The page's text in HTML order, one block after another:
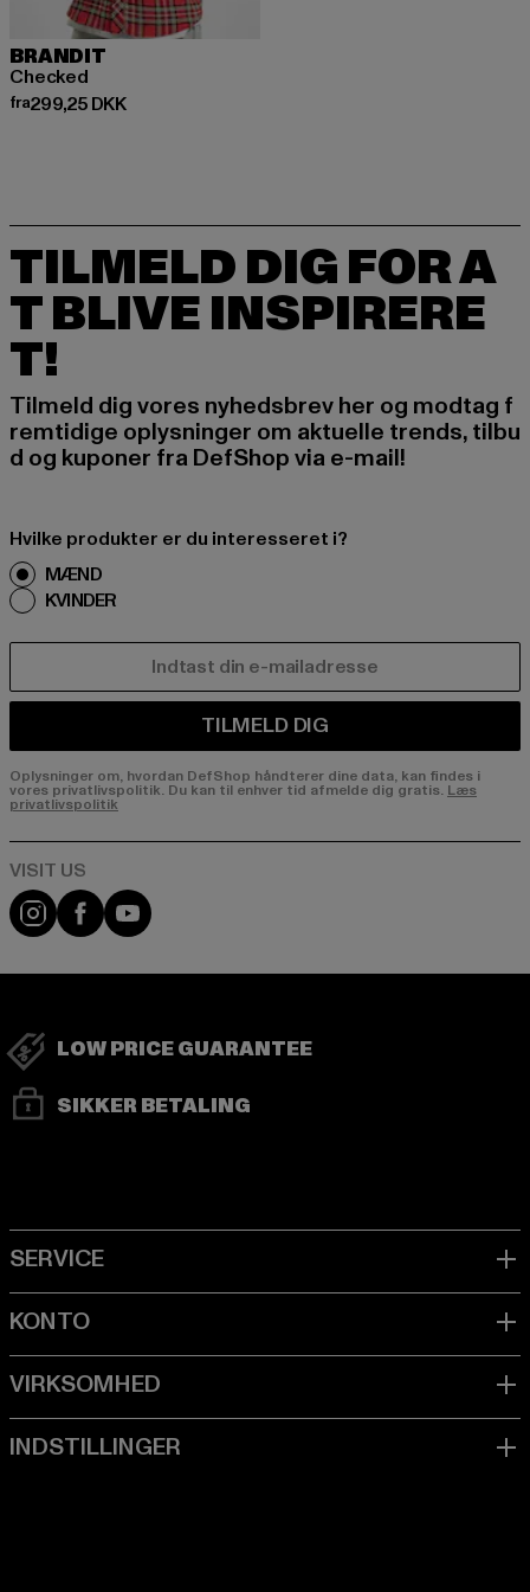
BRANDIT
Checked
fra299,25 DKK
Nuværende pris: Fra 299,25 DKK
TILMELD DIG FOR A
T BLIVE INSPIRERE
T!
Tilmeld dig vores nyhedsbrev her og modtag f
remtidige oplysninger om aktuelle trends, tilbu
d og kuponer fra DefShop via e-mail!
Hvilke produkter er du interesseret i?
MÆND
KVINDER
TILMELD DIG
Oplysninger om, hvordan DefShop håndterer dine data, kan findes i
vores privatlivspolitik. Du kan til enhver tid afmelde dig gratis. Læs
privatlivspolitik
Visit our Instagram page:
Visit our Facebook page:
Visit our YouTube channel:
LOW PRICE GUARANTEE
SIKKER BETALING